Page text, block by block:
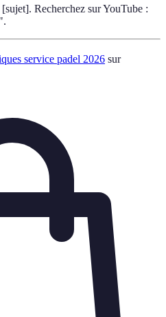
Recherchez sur YouTube :
service padel 2026 sur